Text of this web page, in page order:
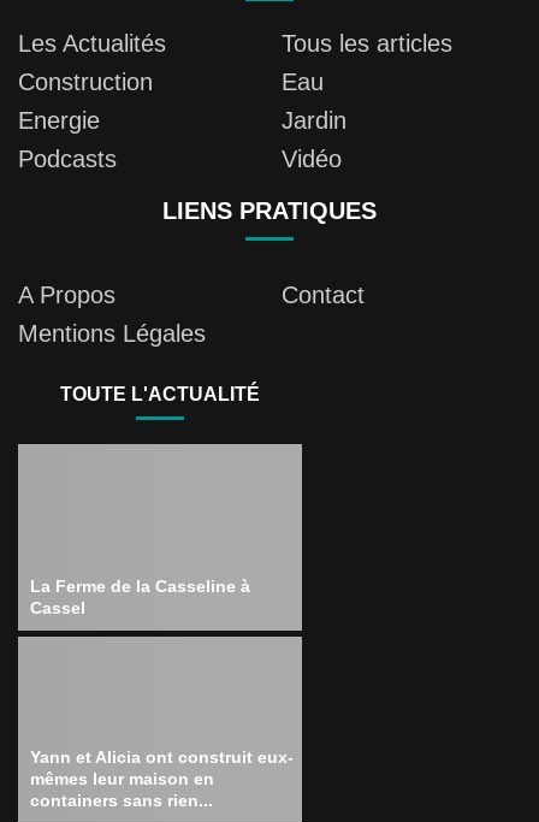
Les Actualités
Tous les articles
Construction
Eau
Energie
Jardin
Podcasts
Vidéo
LIENS PRATIQUES
A Propos
Contact
Mentions Légales
TOUTE L'ACTUALITÉ
La Ferme de la Casseline à
Cassel
Yann et Alicia ont construit eux-
mêmes leur maison en
containers sans rien...